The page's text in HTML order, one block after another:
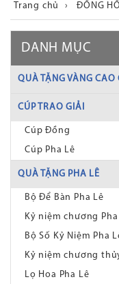
Trang chủ › ĐỒNG HỒ
DANH MỤC
QUÀ TẶNG VÀNG CAO
CÚP TRAO GIẢI
Cúp Đồng
Cúp Pha Lê
QUÀ TẶNG PHA LÊ
Bộ Để Bàn Pha Lê
Kỷ niệm chương Pha
Bộ Số Kỷ Niệm Pha
Kỷ niệm chương
Lọ Hoa Pha Lê